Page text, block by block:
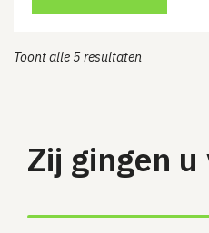
Toont alle 5 resultaten
Zij gingen u